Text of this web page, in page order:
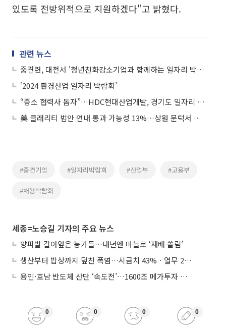
있도록 전방위적으로 지원하겠다"고 밝혔다.
관련 뉴스
중견련, 대전서 '청년친화강소기업과 함께하는 일자리 박람회' 개최
‘2024 환경산업 일자리 박람회’
“중소 협력사 돕자”…HDC현대산업개발, 경기도 일자리 박람회 개최
美 클래리티 법안 연내 통과 가능성 13%…상원 문턱서 제동
#중견기업 #일자리박람회 #산업부 #고용부
#채용박람회
세종=노승길 기자의 주요 뉴스
양파밭 갈아엎은 농가들…내년엔 마늘로 ‘재배 쏠림’
생산부터 밥상까지 덮친 폭염…시금치 43%ㆍ열무 28% 급등
용인·호남 반도체 산단 ‘속도전’…1600조 메가투자 이행 총력
0 0 0 0